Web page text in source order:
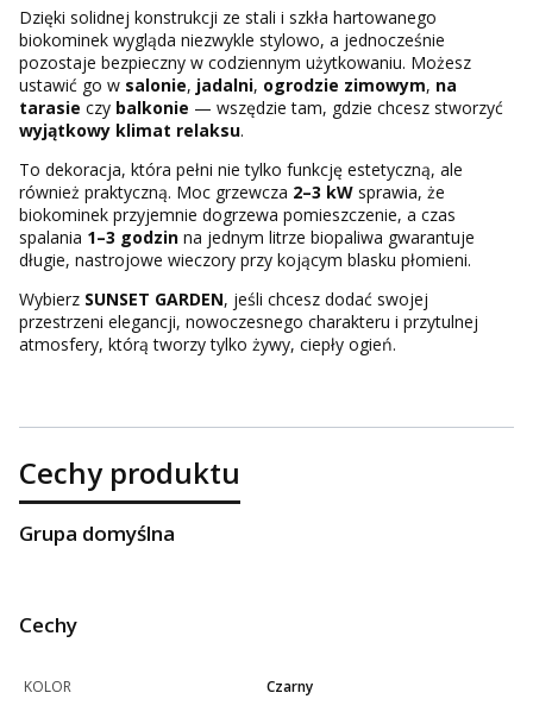
Dzięki solidnej konstrukcji ze stali i szkła hartowanego
biokominek wygląda niezwykle stylowo, a jednocześnie
pozostaje bezpieczny w codziennym użytkowaniu. Możesz
ustawić go w salonie, jadalni, ogrodzie zimowym, na
tarasie czy balkonie — wszędzie tam, gdzie chcesz stworzyć
wyjątkowy klimat relaksu.
To dekoracja, która pełni nie tylko funkcję estetyczną, ale
również praktyczną. Moc grzewcza 2–3 kW sprawia, że
biokominek przyjemnie dogrzewa pomieszczenie, a czas
spalania 1–3 godzin na jednym litrze biopaliwa gwarantuje
długie, nastrojowe wieczory przy kojącym blasku płomieni.
Wybierz SUNSET GARDEN, jeśli chcesz dodać swojej
przestrzeni elegancji, nowoczesnego charakteru i przytulnej
atmosfery, którą tworzy tylko żywy, ciepły ogień.
Cechy produktu
Grupa domyślna
Cechy
KOLOR Czarny